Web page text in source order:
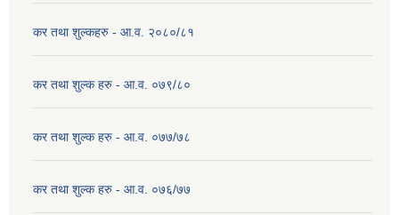
कर तथा शुल्कहरु - आ.व. २०८०/८१
कर तथा शुल्क हरु - आ.व. ०७९/८०
कर तथा शुल्क हरु - आ.व. ०७७/७८
कर तथा शुल्क हरु - आ.व. ०७६/७७